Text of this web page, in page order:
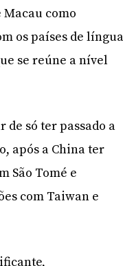
como
os países de
se reúne a nível
de só ter passado a
após a China ter
São Tomé e
com Taiwan e